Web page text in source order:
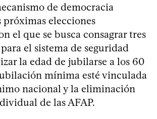
de democracia
próximas elecciones
el que se busca consagrar tres
el sistema de seguridad
la edad de jubilarse a los 60
mínima esté vinculada
nacional y la eliminación
de las AFAP.